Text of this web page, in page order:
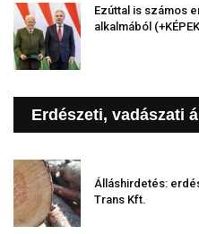
Ezúttal is számos
alkalmából
Erdészeti, vadászati
Álláshirdetés:
Trans Kft.